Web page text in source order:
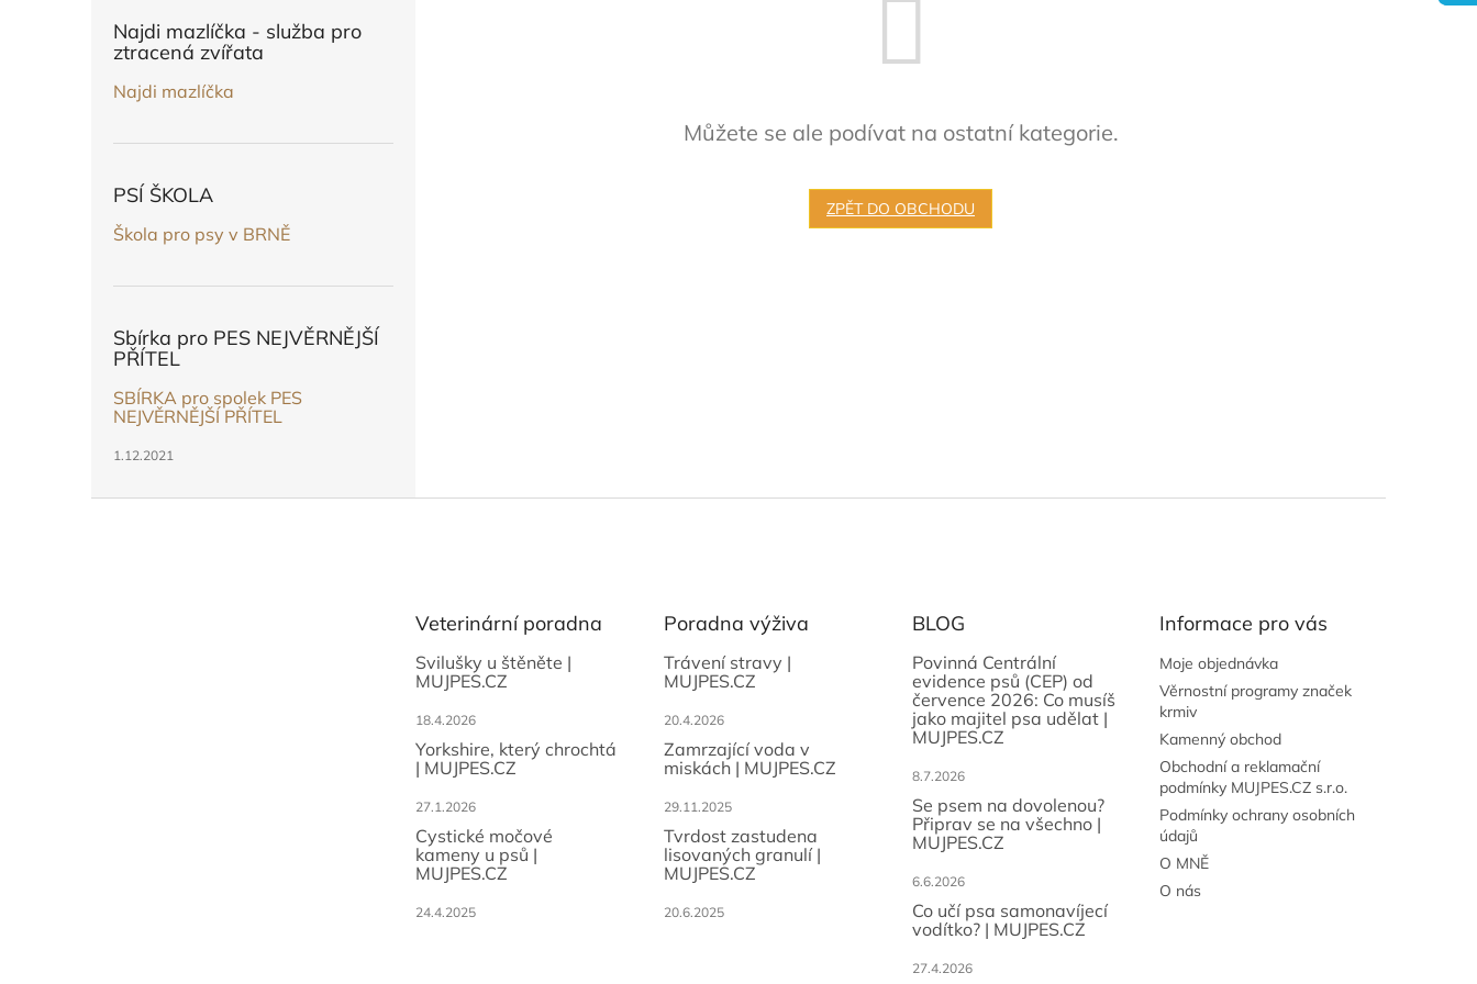
Najdi mazlíčka - služba pro
ztracená zvířata
Najdi mazlíčka
PSÍ ŠKOLA
Škola pro psy v BRNĚ
Sbírka pro PES NEJVĚRNĚJŠÍ
PŘÍTEL
SBÍRKA pro spolek PES
NEJVĚRNĚJŠÍ PŘÍTEL
1.12.2021
Můžete se ale podívat na ostatní kategorie.
ZPĚT DO OBCHODU
Veterinární poradna
Svilušky u štěněte |
MUJPES.CZ
18.4.2026
Yorkshire, který chrochtá
| MUJPES.CZ
27.1.2026
Cystické močové
kameny u psů |
MUJPES.CZ
24.4.2025
Poradna výživa
Trávení stravy |
MUJPES.CZ
20.4.2026
Zamrzající voda v
miskách | MUJPES.CZ
29.11.2025
Tvrdost zastudena
lisovaných granulí |
MUJPES.CZ
20.6.2025
BLOG
Povinná Centrální
evidence psů (CEP) od
července 2026: Co musíš
jako majitel psa udělat |
MUJPES.CZ
8.7.2026
Se psem na dovolenou?
Připrav se na všechno |
MUJPES.CZ
6.6.2026
Co učí psa samonavíjecí
vodítko? | MUJPES.CZ
27.4.2026
Informace pro vás
Moje objednávka
Věrnostní programy značek
krmiv
Kamenný obchod
Obchodní a reklamační
podmínky MUJPES.CZ s.r.o.
Podmínky ochrany osobních
údajů
O MNĚ
O nás